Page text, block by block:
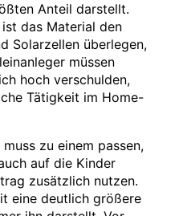
Anteil darstellt.
das Material den
Solarzellen überlegen,
müssen
hoch verschulden,
Tätigkeit im Home-
zu einem passen,
auf die Kinder
zusätzlich nutzen.
eine deutlich größere